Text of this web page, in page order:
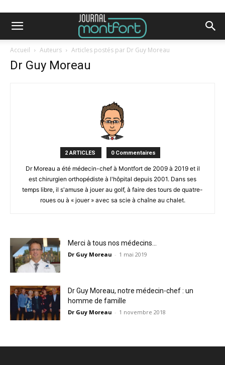
Accueil Auteurs Articles postés par Dr Guy Moreau
Dr Guy Moreau
2 ARTICLES 0 Commentaires
Dr Moreau a été médecin-chef à Montfort de 2009 à 2019 et il
est chirurgien orthopédiste à l'hôpital depuis 2001. Dans ses
temps libre, il s'amuse à jouer au golf, à faire des tours de quatre-
roues ou à « jouer » avec sa scie à chaîne au chalet.
Merci à tous nos médecins…
Dr Guy Moreau - 1 mai 2019
Dr Guy Moreau, notre médecin-chef : un
homme de famille
Dr Guy Moreau - 1 novembre 2018